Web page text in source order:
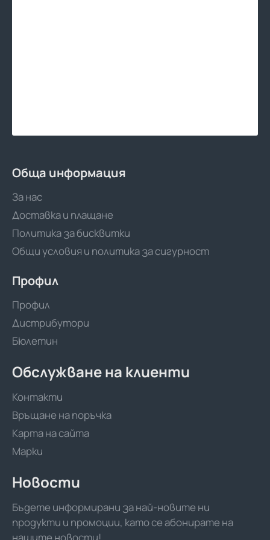
Обща информация
За нас
Доставка и плащане
Политика за бисквитки
Общи условия и политика за сигурност
Профил
Профил
Дистрибутори
Бюлетин
Обслужване на клиенти
Контакти
Връщане на поръчка
Карта на сайта
Марки
Новости
Бъдете информирани за най-новите ни
продукти и промоции, като се абонирате на